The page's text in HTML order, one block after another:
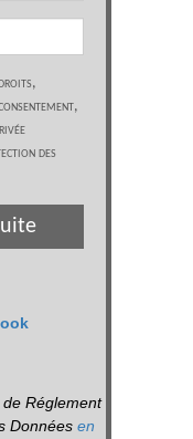
des
Réglement
Données en